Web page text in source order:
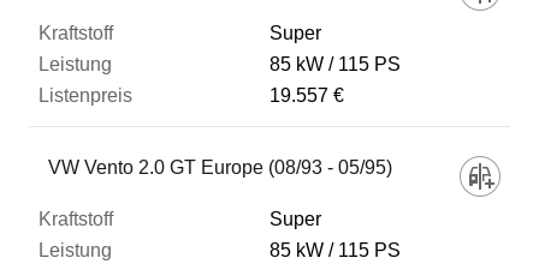
Super
85 kW
115 PS
19.557 €
VW Vento 2.0 GT Europe (08/93 - 05/95)
Super
85 kW
115 PS